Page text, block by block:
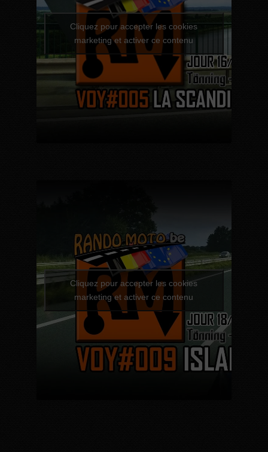
Cliquez pour accepter les cookies
marketing et activer ce contenu
Cliquez pour accepter les cookies
marketing et activer ce contenu